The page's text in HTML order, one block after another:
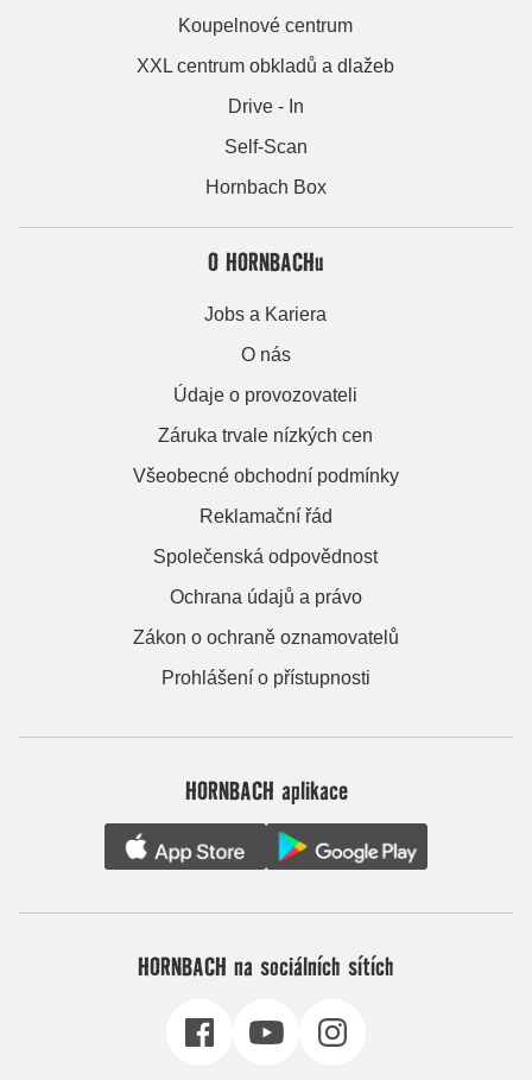
Koupelnové centrum
XXL centrum obkladů a dlažeb
Drive - In
Self-Scan
Hornbach Box
O HORNBACHu
Jobs a Kariera
O nás
Údaje o provozovateli
Záruka trvale nízkých cen
Všeobecné obchodní podmínky
Reklamační řád
Společenská odpovědnost
Ochrana údajů a právo
Zákon o ochraně oznamovatelů
Prohlášení o přístupnosti
HORNBACH aplikace
HORNBACH na sociálních sítích